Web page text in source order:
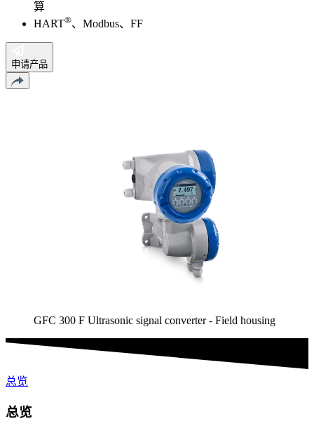
算
HART®、Modbus、FF
申请产品
GFC 300 F Ultrasonic signal converter - Field housing
总览
总览